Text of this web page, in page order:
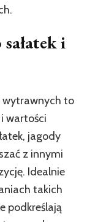
i
wytrawnych to
wartości
jagody
z innymi
Idealnie
takich
podkreślają